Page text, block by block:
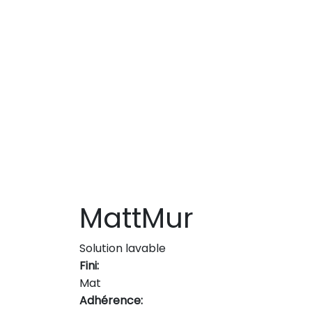
MattMur
Solution lavable
Fini:
Mat
Adhérence: